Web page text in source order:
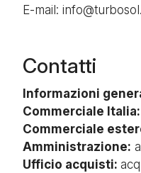
E-mail:
Contatti
Informazioni
Commerciale
Commerciale
Amministrazione:
Ufficio acquisti: